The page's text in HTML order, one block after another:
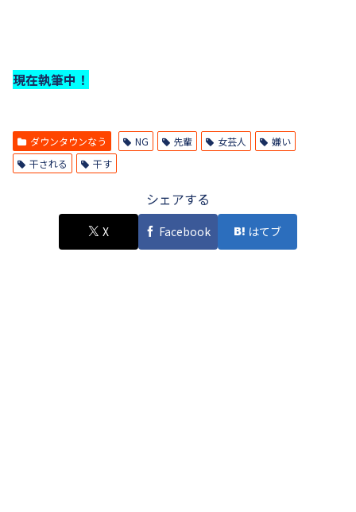
現在執筆中！
ダウンタウンなう NG 先輩 女芸人
嫌い
干される
干す
シェアする
X Facebook はてブ